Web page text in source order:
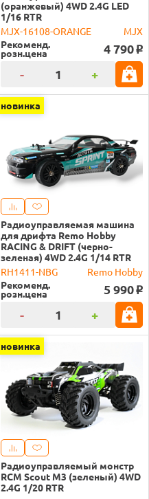
(оранжевый) 4WD 2.4G LED
1/16 RTR
MJX-16108-ORANGE
MJX
Рекоменд.
розн.цена 4 790 o
- +
новинка
Радиоуправляемая машина
для дрифта Remo Hobby
RACING & DRIFT (черно-
зеленая) 4WD 2.4G 1/14 RTR
RH1411-NBG
Remo Hobby
Рекоменд.
розн.цена 5 990 o
- +
новинка
Радиоуправляемый монстр
RCM Scout M3 (зеленый) 4WD
2.4G 1/20 RTR